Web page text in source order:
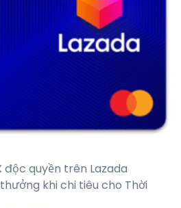
độc quyền trên Lazada
khi chi tiêu cho Thời